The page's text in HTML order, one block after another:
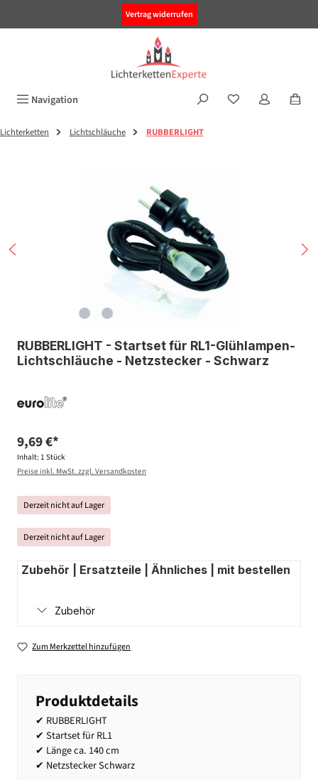
Vertrag widerrufen
Navigation
Lichterketten Lichtschläuche RUBBERLIGHT
RUBBERLIGHT - Startset für RL1-Glühlampen-
Lichtschläuche - Netzstecker - Schwarz
9,69 €*
Inhalt: 1 Stück
Preise inkl. MwSt. zzgl. Versandkosten
Derzeit nicht auf Lager
Derzeit nicht auf Lager
Zubehör | Ersatzteile | Ähnliches | mit bestellen
Zubehör
Zum Merkzettel hinzufügen
Produktdetails
✔ RUBBERLIGHT
✔ Startset für RL1
✔ Länge ca. 140 cm
✔ Netzstecker Schwarz